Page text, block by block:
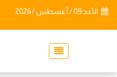
الأحد 09 / أغسطس / 2026